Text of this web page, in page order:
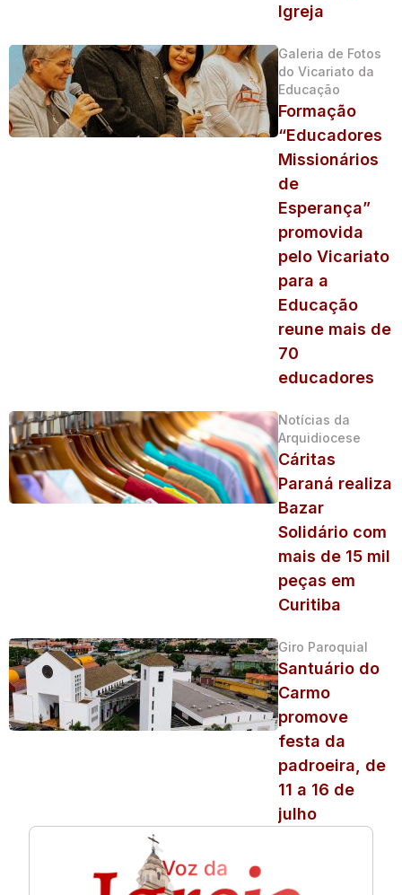
Igreja
Galeria de Fotos
do Vicariato da
Educação
Formação
“Educadores
Missionários
de
Esperança”
promovida
pelo Vicariato
para a
Educação
reune mais de
70
educadores
Notícias da
Arquidiocese
Cáritas
Paraná realiza
Bazar
Solidário com
mais de 15 mil
peças em
Curitiba
Giro Paroquial
Santuário do
Carmo
promove
festa da
padroeira, de
11 a 16 de
julho